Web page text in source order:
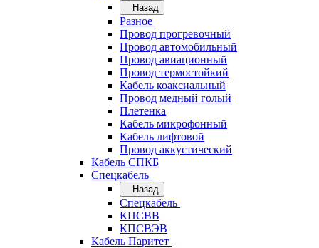
Назад
Разное
Провод прогревочный
Провод автомобильный
Провод авиационный
Провод термостойкий
Кабель коаксиальный
Провод медный голый
Плетенка
Кабель микрофонный
Кабель лифтовой
Провод аккустический
Кабель СПКБ
Спецкабель
Назад
Спецкабель
КПСВВ
КПСВЭВ
Кабель Паритет